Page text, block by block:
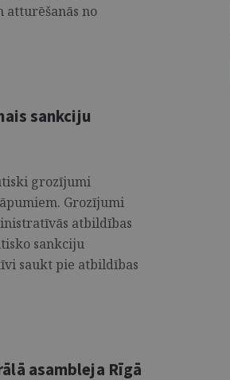
atturēšanās no
sankciju
grozījumi
Grozījumi
atbildības
sankciju
saukt pie atbildības
asambleja Rīgā